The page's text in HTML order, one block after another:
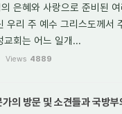
은혜와 사랑으로 준비된
우리 주 예수 그리스도께서
교회는 어느 일개...
Views 4889
의 방문 및 소견들과 국방부